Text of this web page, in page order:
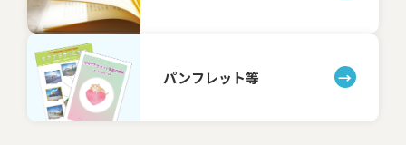
パンフレット等